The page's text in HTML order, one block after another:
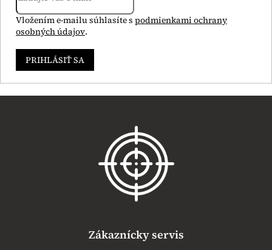
Vložením e-mailu súhlasíte s podmienkami ochrany
osobných údajov.
PRIHLÁSIŤ SA
Zákaznícky servis